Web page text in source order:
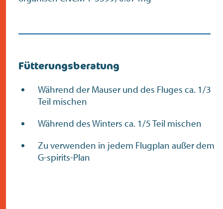
Fütterungsberatung
Während der Mauser und des Fluges ca. 1/3
Teil mischen
Während des Winters ca. 1/5 Teil mischen
Zu verwenden in jedem Flugplan außer dem
G-spirits-Plan